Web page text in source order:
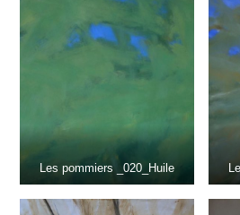
Les pommiers _020_Huile